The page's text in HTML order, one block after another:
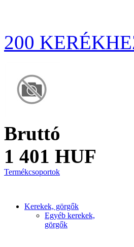
200
Bruttó
1 401 HUF
Termékcsoportok
Kerekek, görgők
Egyéb kerekek,
görgők